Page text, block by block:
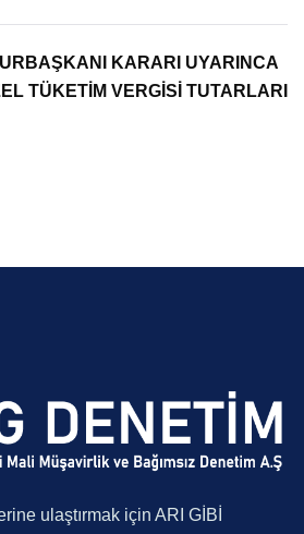
KARARI UYARINCA
TÜKETİM VERGİSİ TUTARLARI
ulaştırmak için ARI GİBİ